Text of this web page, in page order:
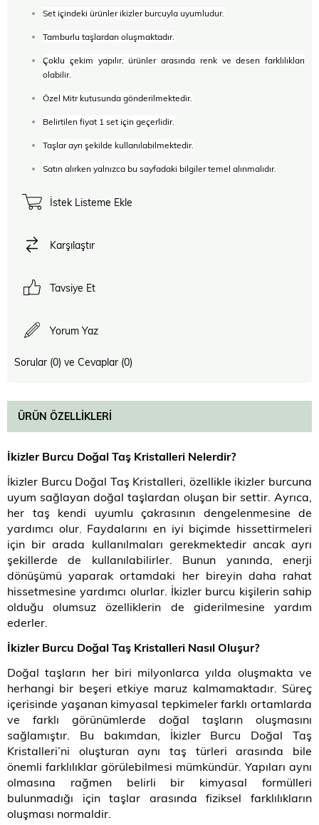
Set içindeki ürünler ikizler burcuyla uyumludur.
Tamburlu taşlardan oluşmaktadır.
Çoklu çekim yapılır, ürünler arasında renk ve desen farklılıkları
olabilir.
Özel Mitr kutusunda gönderilmektedir.
Belirtilen fiyat 1 set için geçerlidir.
Taşlar ayrı şekilde kullanılabilmektedir.
Satın alırken yalnızca bu sayfadaki bilgiler temel alınmalıdır.
İstek Listeme Ekle
Karşılaştır
Tavsiye Et
Yorum Yaz
Sorular (0) ve Cevaplar (0)
ÜRÜN ÖZELLIKLERI
İkizler Burcu Doğal Taş Kristalleri Nelerdir?
İkizler Burcu Doğal Taş Kristalleri, özellikle ikizler burcuna
uyum sağlayan doğal taşlardan oluşan bir settir. Ayrıca,
her taş kendi uyumlu çakrasının dengelenmesine de
yardımcı olur. Faydalarını en iyi biçimde hissettirmeleri
için bir arada kullanılmaları gerekmektedir ancak ayrı
şekillerde de kullanılabilirler. Bunun yanında, enerji
dönüşümü yaparak ortamdaki her bireyin daha rahat
hissetmesine yardımcı olurlar. İkizler burcu kişilerin sahip
olduğu olumsuz özelliklerin de giderilmesine yardım
ederler.
İkizler Burcu Doğal Taş Kristalleri Nasıl Oluşur?
Doğal taşların her biri milyonlarca yılda oluşmakta ve
herhangi bir beşeri etkiye maruz kalmamaktadır. Süreç
içerisinde yaşanan kimyasal tepkimeler farklı ortamlarda
ve farklı görünümlerde doğal taşların oluşmasını
sağlamıştır. Bu bakımdan, İkizler Burcu Doğal Taş
Kristalleri’ni oluşturanaynı taş türleri arasında bile
önemli farklılıklar görülebilmesi mümkündür. Yapıları aynı
olmasına rağmen belirli bir kimyasal formülleri
bulunmadığı için taşlar arasında fiziksel farklılıkların
oluşması normaldir.